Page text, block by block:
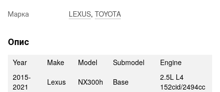
Марка LEXUS, TOYOTA
Опис
Year Make Model Submodel
Engine
2015-
2021
Lexus NX300h Base
2.5L L4
152cid/2494cc